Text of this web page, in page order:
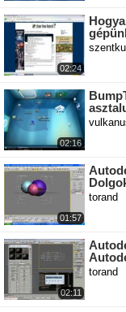
02:24
02:16
01:57
torand
02:11
torand